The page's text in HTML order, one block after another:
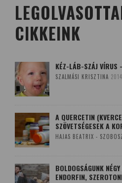
CIKKEINK
KÉZ-LÁB-SZÁJ VÍRUS
SZALMÁSI KRISZTINA
A QUERCETIN
SZÖVETSÉGESEK A
HAJAS BEATRIX -
BOLDOGSÁGUNK
ENDORFIN,